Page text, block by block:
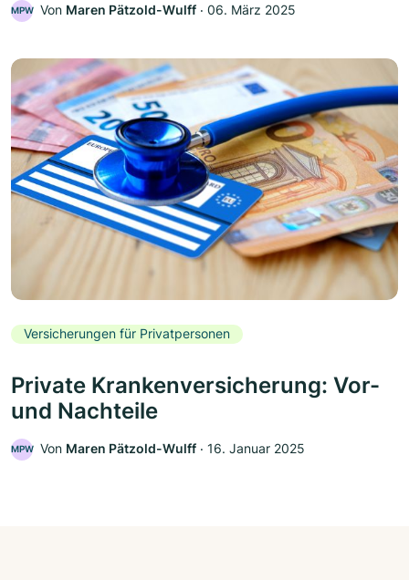
MPW Von Maren Pätzold-Wulff ‧ 06. März 2025
Versicherungen für Privatpersonen
Private Krankenversicherung: Vor-
und Nachteile
MPW Von Maren Pätzold-Wulff ‧ 16. Januar 2025